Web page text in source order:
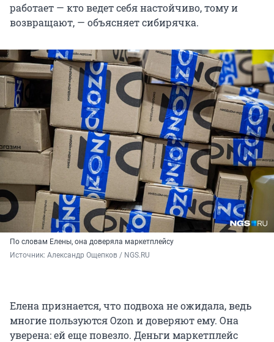
работает — кто ведет себя настойчиво, тому и
возвращают, — объясняет сибирячка.
По словам Елены, она доверяла маркетплейсу
Источник: Александр Ощепков / NGS.RU
Елена признается, что подвоха не ожидала, ведь
многие пользуются Ozon и доверяют ему. Она
уверена: ей еще повезло. Деньги маркетплейс